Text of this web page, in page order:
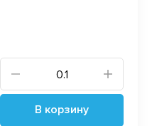
В корзину